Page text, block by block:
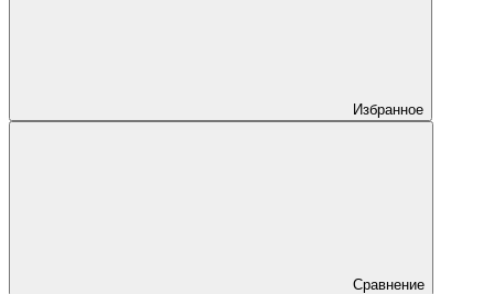
Избранное
Сравнение